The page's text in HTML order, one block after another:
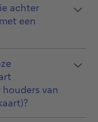
achter
een
van